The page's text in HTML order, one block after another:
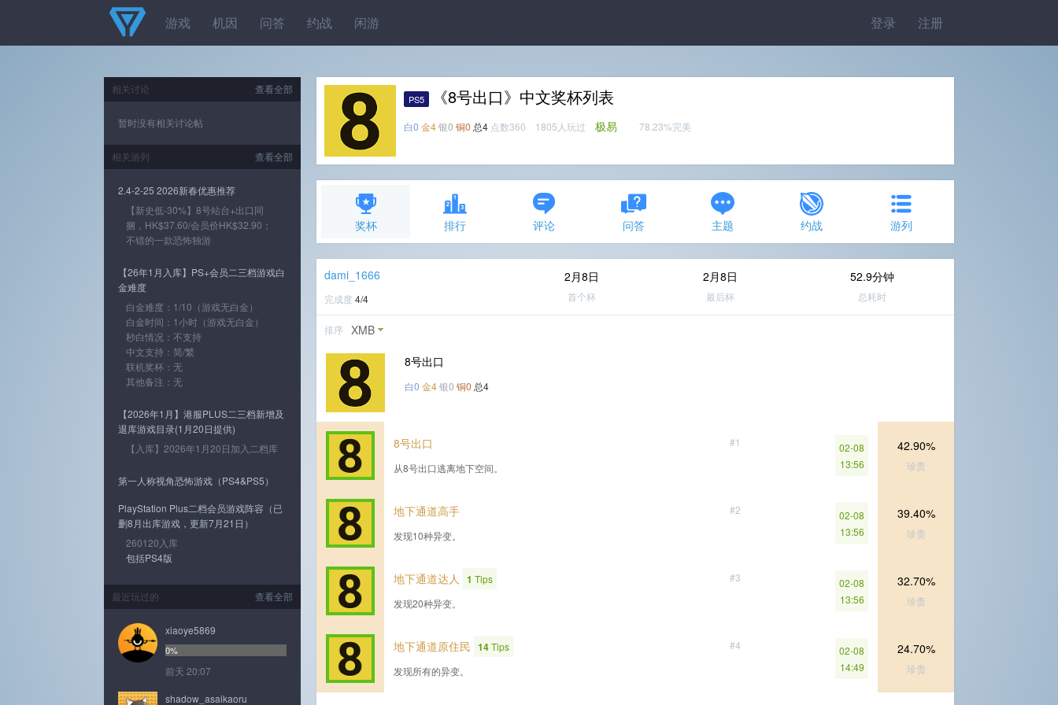
登录 注册
游戏 机因 问答 约战 闲游
PS5 《8号出口》中文奖杯列表
白0 金4银0 铜0 总4 点数360 1805人玩过 极易 78.23%完美
奖杯 排行 评论 问答 主题 约战 游列
dami_1666
完成度 4/4
2月8日
首个杯
2月8日
最后杯
52.9分钟
总耗时
排序 XMB
8号出口
白0 金4银0 铜0 总4
#1
8号出口
从8号出口逃离地下空间。
02-08
13:56
42.90%
珍贵
#2
地下通道高手
发现10种异变。
02-08
13:56
39.40%
珍贵
#3
地下通道达人 1 Tips
发现20种异变。
02-08
13:56
32.70%
珍贵
#4
地下通道原住民 14Tips
发现所有的异变。
02-08
14:49
24.70%
珍贵
查看全部
相关讨论
暂时没有相关讨论帖
查看全部
相关游列
2.4-2-25 2026新春优惠推荐
【新史低-30%】8号站台+出口同
捆，HK$37.60/会员价HK$32.90；
不错的一款恐怖独游
【26年1月入库】PS+会员二三档游戏白
金难度
白金难度：1/10（游戏无白金）
白金时间：1小时（游戏无白金）
秒白情况：不支持
中文支持：简/繁
联机奖杯：无
其他备注：无
【2026年1月】港服PLUS二三档新增及
退库游戏目录(1月20日提供)
【入库】2026年1月20日加入二档库
第一人称视角恐怖游戏（PS4&PS5）
PlayStation Plus二档会员游戏阵容（已
删8月出库游戏，更新7月21日）
260120入库
包括PS4版
查看全部
最近玩过的
xiaoye5869
0%
前天 20:07
shadow_asaikaoru